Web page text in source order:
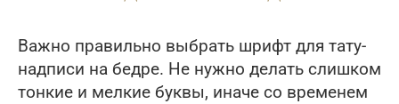
Важно правильно выбрать шрифт для тату-
надписи на бедре. Не нужно делать слишком
тонкие и мелкие буквы, иначе со временем